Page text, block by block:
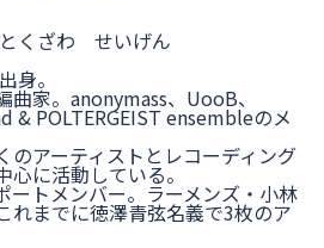
くざわ せいげん
身。
曲家。anonymass、UooB、
POLTERGEIST ensembleのメ
のアーティストとレコーディング
に活動している。
ートメンバー。ラーメンズ・小林
れまでに徳澤青弦名義で3枚のア